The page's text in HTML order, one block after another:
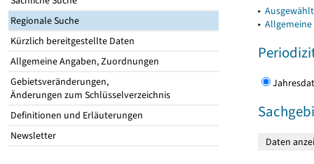
Regionale Suche
Kürzlich bereitgestellte Daten
Allgemeine Angaben, Zuordnungen
Gebietsveränderungen,
Änderungen zum Schlüsselverzeichnis
Definitionen und Erläuterungen
Newsletter
▸
▸